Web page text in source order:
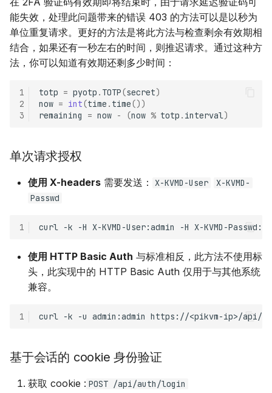
能失效，处理此问题带来的错误 403 的方法可以是以秒为
单位重复请求。更好的方法是将此方法与检查剩余有效期相
结合，如果还有一秒左右的时间，则推迟请求。通过这种方
法，你可以知道有效期还剩多少时间：
1
2
3
totp = pyotp . TOTP(secret)
now = int(time . time())
remaining
= now - (now % totp . interval)
单次请求授权
使用 X-headers 需要发送： X-KVMD-User
X-KVMD-
Passwd
1
使用 HTTP Basic Auth 与标准相反，此方法不使用标
头，此实现中的 HTTP Basic Auth 仅用于与其他系统
兼容。
1
基于会话的 cookie 身份验证
获取 cookie : POST /api/auth/login